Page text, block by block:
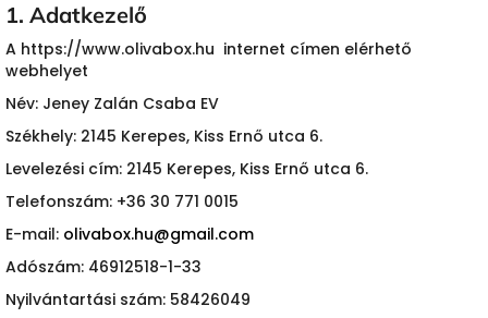
1. Adatkezelő
A https://www.olivabox.hu internet címen elérhető
webhelyet
Név: Jeney Zalán Csaba EV
Székhely: 2145 Kerepes, Kiss Ernő utca 6.
Levelezési cím: 2145 Kerepes, Kiss Ernő utca 6.
Telefonszám: +36 30 771 0015
E-mail: olivabox.hu@gmail.com
Adószám: 46912518-1-33
Nyilvántartási szám: 58426049